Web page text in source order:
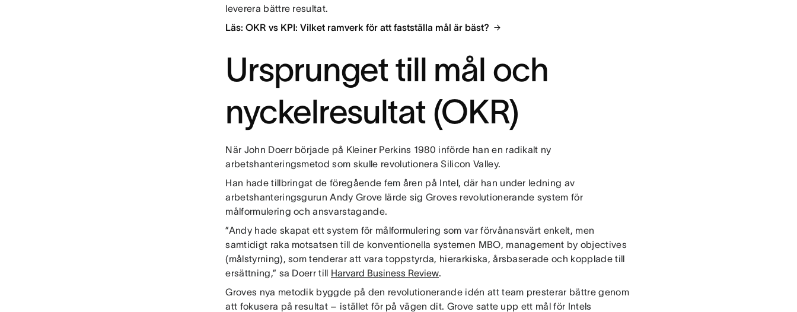
leverera bättre resultat.
Läs: OKR vs KPI: Vilket ramverk för att fastställa mål är bäst?
Ursprunget till mål och
nyckelresultat (OKR)
När John Doerr började på Kleiner Perkins 1980 införde han en radikalt ny
arbetshanteringsmetod som skulle revolutionera Silicon Valley.
Han hade tillbringat de föregående fem åren på Intel, där han under ledning av
arbetshanteringsgurun Andy Grove lärde sig Groves revolutionerande system för
målformulering och ansvarstagande.
”Andy hade skapat ett system för målformulering som var förvånansvärt enkelt, men
samtidigt raka motsatsen till de konventionella systemen MBO, management by objectives
(målstyrning), som tenderar att vara toppstyrda, hierarkiska, årsbaserade och kopplade till
ersättning,” sa Doerr till Harvard Business Review.
Groves nya metodik byggde på den revolutionerande idén att team presterar bättre genom
att fokusera på resultat – istället för på vägen dit. Grove satte upp ett mål för Intels